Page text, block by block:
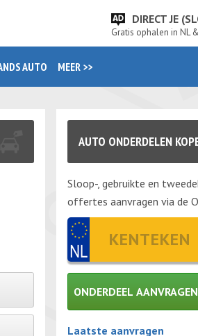
DIRECT JE
Gratis ophalen in NL
AUTO MEER >>
AUTO ONDERDELEN
Sloop-, gebruikte en
offertes aanvragen via de
ONDERDEEL AANVRAGEN
Gelieve dit veld leeg te laten.
Laatste aanvragen